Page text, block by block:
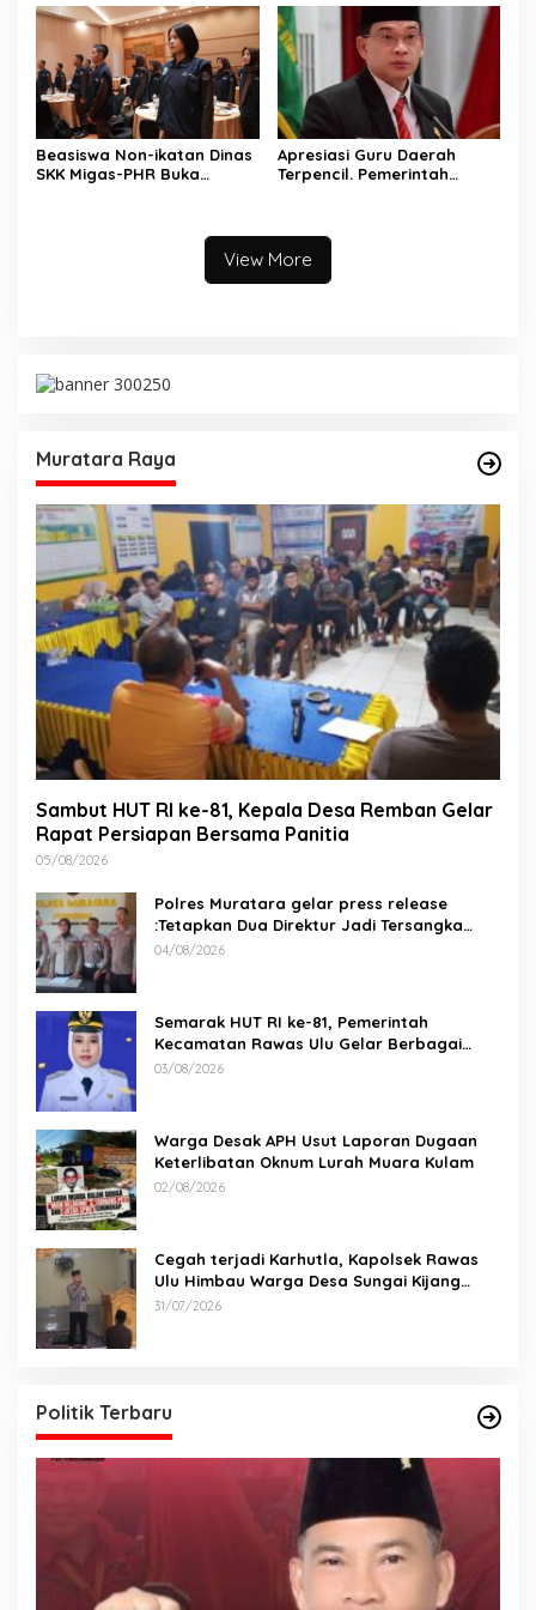
Berkualitas dan berakhlak
Perdata
Beasiswa Non-ikatan Dinas
SKK Migas-PHR Buka
Apresiasi Guru Daerah
Terpencil. Pemerintah
View More
Muratara Raya
Sambut HUT RI ke-81, Kepala Desa Remban Gelar
Rapat Persiapan Bersama Panitia
05/08/2026
Polres Muratara gelar press release
:Tetapkan Dua Direktur Jadi Tersangka
Kecelakaan Maut antara Bus ALS dan
04/08/2026
Semarak HUT RI ke-81, Pemerintah
Kecamatan Rawas Ulu Gelar Berbagai
Lomba
03/08/2026
Warga Desak APH Usut Laporan Dugaan
Keterlibatan Oknum Lurah Muara Kulam
02/08/2026
Cegah terjadi Karhutla, Kapolsek Rawas
Ulu Himbau Warga Desa Sungai Kijang
Sesuai Maklumat Kapolda Sumsel
31/07/2026
Politik Terbaru